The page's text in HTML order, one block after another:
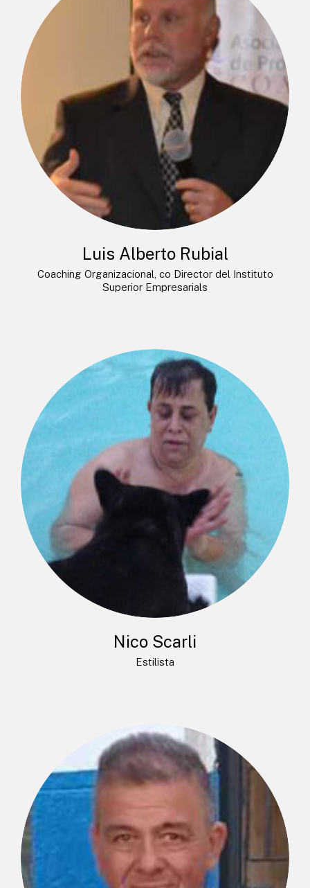
Luis Alberto Rubial
Coaching Organizacional, co Director del Instituto
Superior Empresarials
Nico Scarli
Estilista